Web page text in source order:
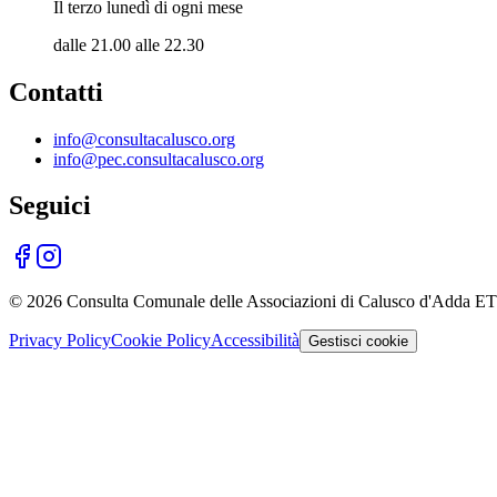
Il terzo lunedì di ogni mese
dalle 21.00 alle 22.30
Contatti
info@consultacalusco.org
info@pec.consultacalusco.org
Seguici
© 2026 Consulta Comunale delle Associazioni di Calusco d'Adda
Privacy PolicyCookie PolicyAccessibilità Gestisci cookie